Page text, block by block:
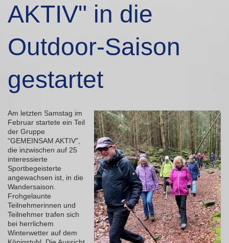
AKTIV" in die
Outdoor-Saison
gestartet
Am letzten Samstag im
Februar startete ein Teil
der Gruppe
"GEMEINSAM AKTIV",
die inzwischen auf 25
interessierte
Sportbegeisterte
angewachsen ist, in die
Wandersaison.
Frohgelaunte
Teilnehmerinnen und
Teilnehmer trafen sich
bei herrlichem
Winterwetter auf dem